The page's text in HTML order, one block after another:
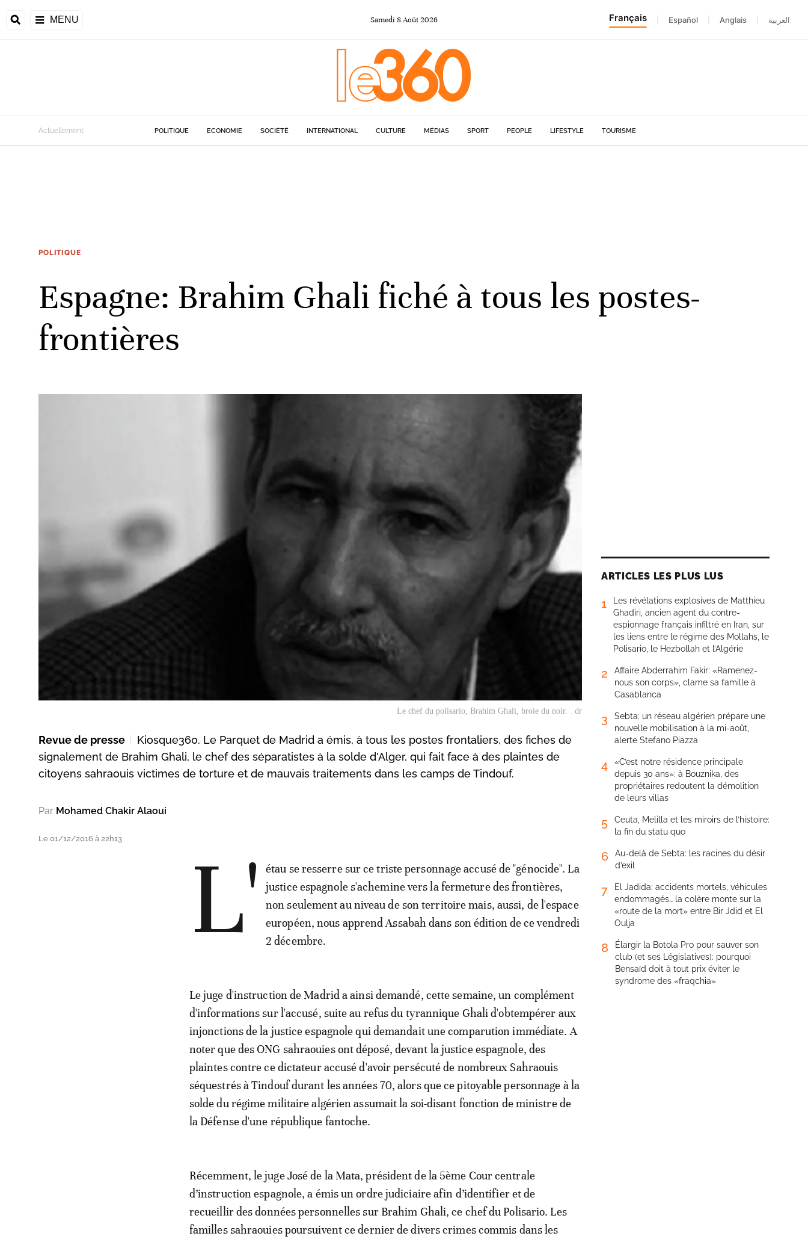
MENU Samedi 8Août2026 Français Español Anglais العربية
Actuellement POLITIQUE ECONOMIE SOCIÉTÉ INTERNATIONAL CULTURE MÉDIAS SPORT PEOPLE LIFESTYLE TOURISME
POLITIQUE
Espagne: Brahim Ghali fiché à tous les postes-
frontières
Le chef du polisario, Brahim Ghali, broie du noir. . dr
Revue de presse
Kiosque360. Le Parquet de Madrid a émis, à tous les postes frontaliers, des fiches de
signalement de Brahim Ghali, le chef des séparatistes à la solde d'Alger, qui fait face à des plaintes de
citoyens sahraouis victimes de torture et de mauvais traitements dans les camps de Tindouf.
Par Mohamed Chakir Alaoui
Le 01/12/2016 à 22h13 L'
étau se resserre sur ce triste personnage accusé de "génocide". La
justice espagnole s'achemine vers la fermeture des frontières,
non seulement au niveau de son territoire mais, aussi, de l'espace
européen, nous apprend Assabah dans son édition de ce vendredi
2 décembre.
Le juge d'instruction de Madrid a ainsi demandé, cette semaine, un complément
d'informations sur l'accusé, suite au refus du tyrannique Ghali d'obtempérer aux
injonctions de la justice espagnole qui demandait une comparution immédiate. A
noter que des ONG sahraouies ont déposé, devant la justice espagnole, des
plaintes contre ce dictateur accusé d'avoir persécuté de nombreux Sahraouis
séquestrés à Tindouf durant les années 70, alors que ce pitoyable personnage à la
solde du régime militaire algérien assumait la soi-disant fonction de ministre de
la Défense d'une république fantoche.
Récemment, le juge José de la Mata, président de la 5ème Cour centrale
d’instruction espagnole, a émis un ordre judiciaire afin d’identifier et de
recueillir des données personnelles sur Brahim Ghali, ce chef du Polisario. Les
familles sahraouies poursuivent ce dernier de divers crimes commis dans les
ARTICLES LES PLUS LUS
1
Les révélations explosives de Matthieu
Ghadiri, ancien agent du contre-
espionnage français infiltré en Iran, sur
les liens entre le régime des Mollahs, le
Polisario, le Hezbollah et l’Algérie
2
Affaire Abderrahim Fakir: «Ramenez-
nous son corps», clame sa famille à
Casablanca
3
Sebta: un réseau algérien prépare une
nouvelle mobilisation à la mi-août,
alerte Stefano Piazza
4
«C’est notre résidence principale
depuis 30 ans»: à Bouznika, des
propriétaires redoutent la démolition
de leurs villas
5
Ceuta, Melilla et les miroirs de l’histoire:
la fin du statu quo
6
Au-delà de Sebta: les racines du désir
d’exil
7
El Jadida: accidents mortels, véhicules
endommagés… la colère monte sur la
«route de la mort» entre Bir Jdid et El
Oulja
8
Élargir la Botola Pro pour sauver son
club (et ses Législatives): pourquoi
Bensaïd doit à tout prix éviter le
syndrome des «fraqchia»